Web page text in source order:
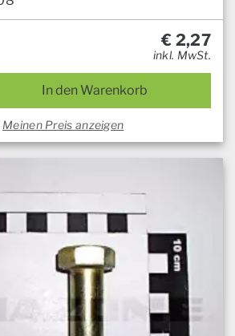
€ 2,27
inkl. MwSt.
In den Warenkorb
Meinen Preis anzeigen